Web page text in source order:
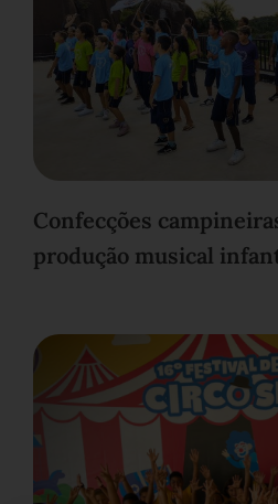
Confecções
produção musical